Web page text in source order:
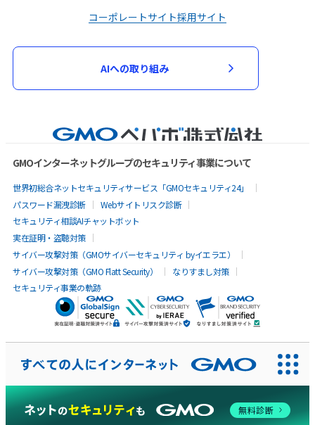
コーポレートサイト採用サイト
AIへの取り組み
GMOインターネットグループのセキュリティ事業について
世界初総合ネットセキュリティサービス「GMOセキュリティ24」
パスワード漏洩診断
Webサイトリスク診断
セキュリティ相談AIチャットボット
実在証明・盗聴対策
サイバー攻撃対策（GMOサイバーセキュリティ byイエラエ）
サイバー攻撃対策（GMO Flatt Security）
なりすまし対策
セキュリティ事業の軌跡
AIに聞いてみる 無料診断